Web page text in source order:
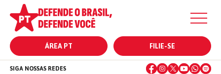
ÁREA PT FILIE-SE
SIGA NOSSAS REDES